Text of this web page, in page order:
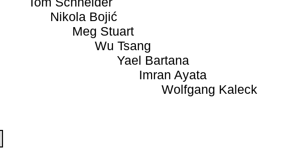
Nikola Bojić
Meg Stuart
Wu Tsang
Yael Bartana
Imran Ayata
Wolfgang Kaleck